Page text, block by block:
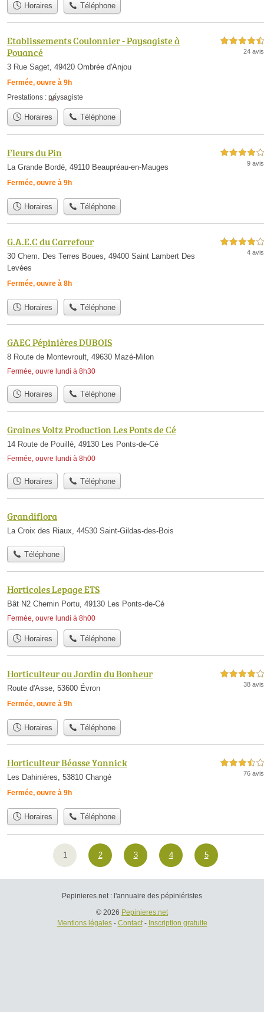
Horaires Téléphone
Etablissements Coulonnier - Paysagiste à
Pouancé
3 Rue Saget, 49420 Ombrée d'Anjou
Fermée, ouvre à 9h
4,5 étoiles sur 5
24 avis
Prestations : paysagiste
Horaires Téléphone
Fleurs du Pin
La Grande Bordé, 49110 Beaupréau-en-Mauges
Fermée, ouvre à 9h
4,0 étoiles sur 5
9 avis
Horaires Téléphone
G.A.E.C du Carrefour
30 Chem. Des Terres Boues, 49400 Saint Lambert Des
Levées
Fermée, ouvre à 8h
4,0 étoiles sur 5
4 avis
Horaires Téléphone
GAEC Pépinières DUBOIS
8 Route de Montevroult, 49630 Mazé-Milon
Fermée, ouvre lundi à 8h30
Horaires Téléphone
Graines Voltz Production Les Ponts de Cé
14 Route de Pouillé, 49130 Les Ponts-de-Cé
Fermée, ouvre lundi à 8h00
Horaires Téléphone
Grandiflora
La Croix des Riaux, 44530 Saint-Gildas-des-Bois
Téléphone
Horticoles Lepage ETS
Bât N2 Chemin Portu, 49130 Les Ponts-de-Cé
Fermée, ouvre lundi à 8h00
Horaires Téléphone
Horticulteur au Jardin du Bonheur
Route d'Asse, 53600 Évron
Fermée, ouvre à 9h
4,0 étoiles sur 5
38 avis
Horaires Téléphone
Horticulteur Béasse Yannick
Les Dahinières, 53810 Changé
Fermée, ouvre à 9h
3,5 étoiles sur 5
76 avis
Horaires Téléphone
1 2 3 4 5
Pepinieres.net : l'annuaire des pépiniéristes
© 2026 Pepinieres.net
Mentions légales- Contact- Inscription gratuite